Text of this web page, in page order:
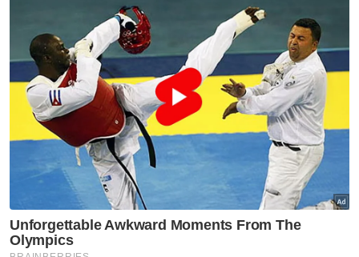
Potong Barisan
Suk Kelantan
Covid 19
Suntik Vaksin
Polis Kelantan